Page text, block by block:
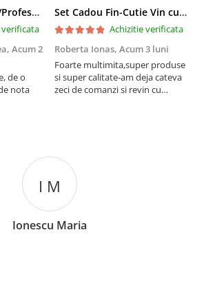
Cadou Invatatoare/Profesoara/Educatoare "Catalogul Amintirilor"
Acum 2
de o
nota
Set Cadou Fin-Cutie Vin cu Vin si Breloc Personalizate
Achizitie verificata
Roberta Ionas, Acum 3 luni
Foarte multimita,super produse
si super calitate-am deja cateva
zeci de comanzi si revin cu
I M
Ionescu Maria